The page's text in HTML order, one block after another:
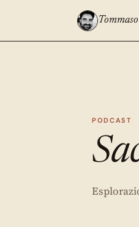
PODCAST